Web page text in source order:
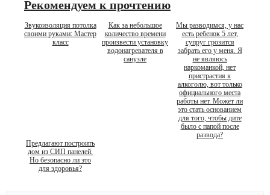
Рекомендуем к прочтению
Звукоизоляция потолка
своими руками: Мастер
класс
Как за небольшое
количество времени
произвести установку
водонагревателя в
санузле
Мы разводимся, у нас
есть ребенок 5 лет,
супруг грозится
забрать его у меня. Я
не являюсь
наркоманкой, нет
пристрастия к
алкоголю, вот только
официального места
работы нет. Может ли
это стать основанием
для того, чтобы дите
было с папой после
развода?
Предлагают построить
дом из СИП панелей.
Но безопасно ли это
для здоровья?